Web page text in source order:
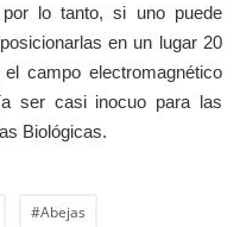
lo tanto, si uno puede
en un lugar 20
campo electromagnético
ser casi inocuo para las
Biológicas.
#Abejas